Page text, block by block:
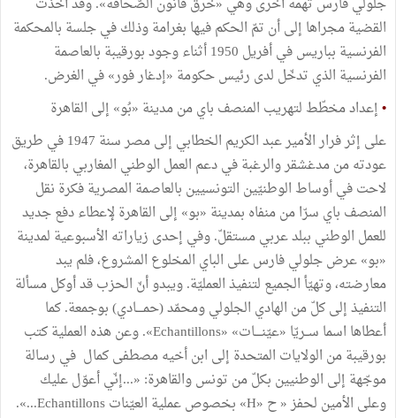
القضية مجراها إلى أن تمّ الحكم فيها بغرامة وذلك في جلسة بالمحكمة
الفرنسية بباريس في أفريل 1950 أثناء وجود بورقيبة بالعاصمة
الفرنسية الذي تدخّل لدى رئيس حكومة «إدغار فور» في الغرض.
•إعداد مخطّط لتهريب المنصف باي من مدينة «بُو» إلى القاهرة
على إثر فرار الأمير عبد الكريم الخطابي إلى مصر سنة 1947 في طريق
عودته من مدغشقر والرغبة في دعم العمل الوطني المغاربي بالقاهرة،
لاحت في أوساط الوطنيّين التونسيين بالعاصمة المصرية فكرة نقل
المنصف باي سرّا من منفاه بمدينة «بو» إلى القاهرة لإعطاء دفع جديد
للعمل الوطني ببلد عربي مستقلّ. وفي إحدى زياراته الأسبوعية لمدينة
«بو» عرض جلولي فارس على الباي المخلوع المشروع، فلم يبد
معارضته، وتهيّأ الجميع لتنفيذ العمليّة. ويبدو أنّ الحزب قد أوكل مسألة
التنفيذ إلى كلّ من الهادي الجلولي ومحمّد (حمــــادي) بوجمعة. كما
أعطاها اسما ســريّا «عيّنــــات» «Echantillons». وعن هذه العملية كتب
بورقيبة من الولايات المتحدة إلى ابن أخيه مصطفى كمال في رسالة
موجّهة إلى الوطنيين بكلّ من تونس والقاهرة: «...إنّي أعوّل عليك
وعلى الأمين لحفز « ح «H» بخصوص عملية العيّنات Echantillons...».